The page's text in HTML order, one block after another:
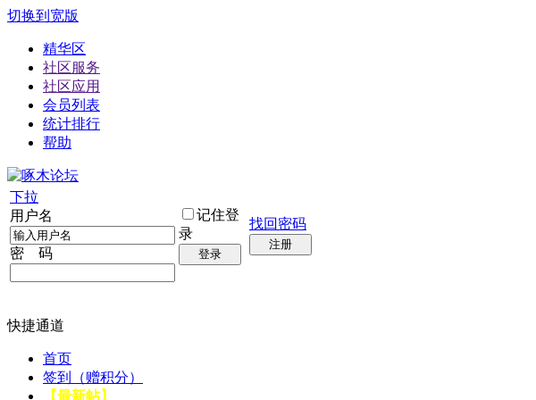
切换到宽版
精华区
社区服务
社区应用
会员列表
统计排行
帮助
下拉
用户名
密 码
记住登
录
登录
找回密码
注册
快捷通道
首页
签到（赠积分）
【最新帖】